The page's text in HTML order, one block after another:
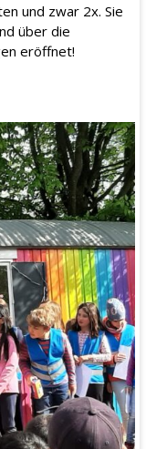
und zwar 2x. Sie
über die
eröffnet!